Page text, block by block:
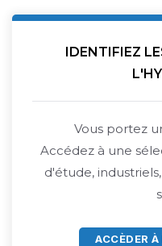
IDENTIFIEZ
Vous portez
Accédez à une
d'étude,
ACCÈDER